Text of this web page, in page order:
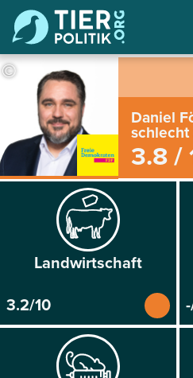
©
Daniel
3.8 /
Land­wirtschaft
3.2/10